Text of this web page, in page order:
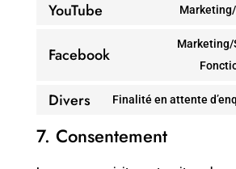
YouTube
Facebook
Marketing/
Divers Finalité en attente
7. Consentement